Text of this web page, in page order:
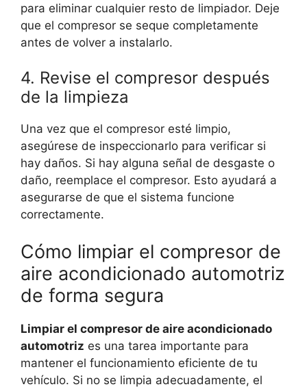
para eliminar cualquier resto de limpiador. Deje
que el compresor se seque completamente
antes de volver a instalarlo.
4. Revise el compresor después
de la limpieza
Una vez que el compresor esté limpio,
asegúrese de inspeccionarlo para verificar si
hay daños. Si hay alguna señal de desgaste o
daño, reemplace el compresor. Esto ayudará a
asegurarse de que el sistema funcione
correctamente.
Cómo limpiar el compresor de
aire acondicionado automotriz
de forma segura
Limpiar el compresor de aire acondicionado
automotriz es una tarea importante para
mantener el funcionamiento eficiente de tu
vehículo. Si no se limpia adecuadamente, el